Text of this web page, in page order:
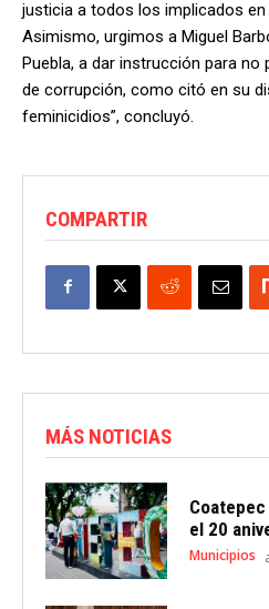
justicia a todos los implicados en
Asimismo, urgimos a Miguel
Puebla, a dar instrucción para
de corrupción, como citó en su
feminicidios”, concluyó.
COMPARTIR
MÁS NOTICIAS
el 20
Municipios